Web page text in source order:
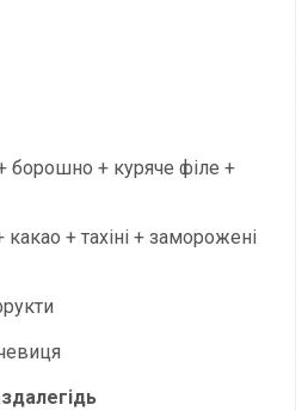
борошно + куряче філе +
какао + тахіні + заморожені